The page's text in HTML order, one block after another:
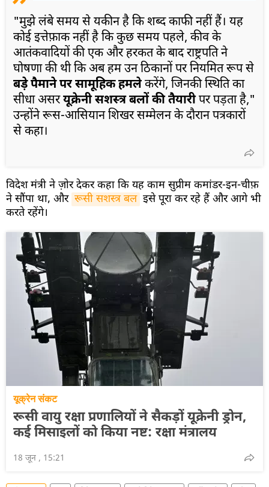
"मुझे लंबे समय से यकीन है कि शब्द काफी नहीं हैं। यह
कोई इत्तेफ़ाक नहीं है कि कुछ समय पहले, कीव के
आतंकवादियों की एक और हरकत के बाद राष्ट्रपति ने
घोषणा की थी कि अब हम उन ठिकानों पर नियमित रूप से
बड़े पैमाने पर सामूहिक हमलेकरेंगे, जिनकी स्थिति का
सीधा असरयूक्रेनी सशस्त्र बलों की तैयारीपर पड़ता है,"
उन्होंने रूस-आसियान शिखर सम्मेलन के दौरान पत्रकारों
से कहा।
विदेश मंत्री ने ज़ोर देकर कहा कि यह काम सुप्रीम कमांडर-इन-चीफ़
ने सौंपा था, और रूसी सशस्त्र बल इसे पूरा कर रहे हैं और आगे भी
करते रहेंगे।
यूक्रेन संकट
रूसी वायु रक्षा प्रणालियों ने सैकड़ों यूक्रेनी ड्रोन,
कई मिसाइलों को किया नष्ट: रक्षा मंत्रालय
18 जून , 15:21